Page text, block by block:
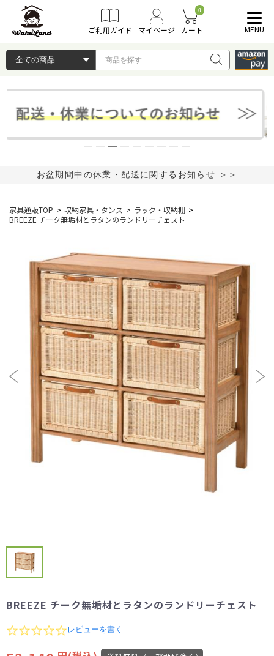
ご利用ガイド マイページ
0
カート MENU
お盆期間中の休業・配送に関するお知らせ ＞＞
家具通販TOP > 収納家具・タンス > ラック・収納棚 >
BREEZE チーク無垢材とラタンのランドリーチェスト
BREEZE チーク無垢材とラタンのランドリーチェスト
0.0
rating
レビューを書く